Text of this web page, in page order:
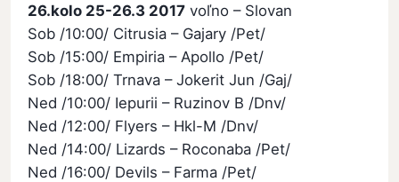
26.kolo 25-26.3 2017 voľno – Slovan
Sob /10:00/ Citrusia – Gajary /Pet/
Sob /15:00/ Empiria – Apollo /Pet/
Sob /18:00/ Trnava – Jokerit Jun /Gaj/
Ned /10:00/ Iepurii – Ruzinov B /Dnv/
Ned /12:00/ Flyers – Hkl-M /Dnv/
Ned /14:00/ Lizards – Roconaba /Pet/
Ned /16:00/ Devils – Farma /Pet/